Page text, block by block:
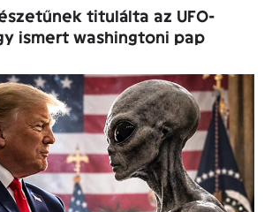
titulálta az UFO-
ismert washingtoni pap